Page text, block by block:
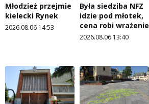
Młodzież przejmie
kielecki Rynek
2026.08.06 14:53
Była siedziba NFZ
idzie pod młotek,
cena robi wrażenie
2026.08.06 13:40